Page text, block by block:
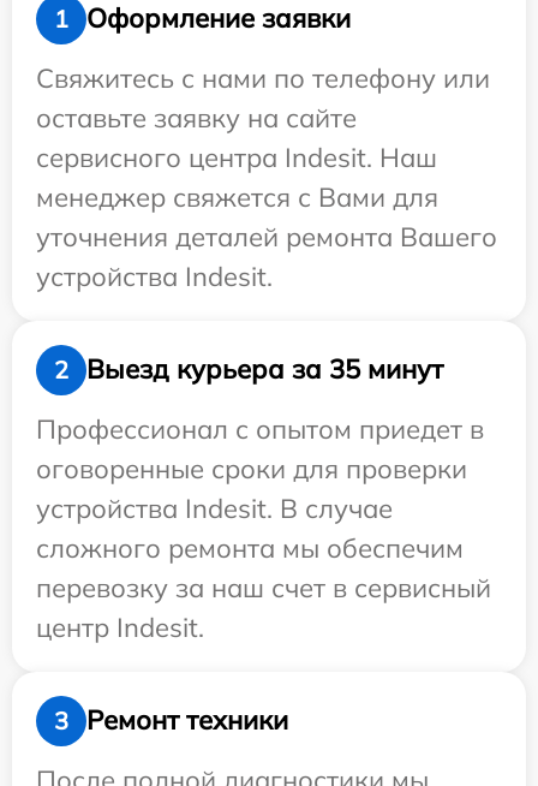
1
Оформление заявки
Свяжитесь с нами по телефону или
оставьте заявку на сайте
сервисного центра Indesit. Наш
менеджер свяжется с Вами для
уточнения деталей ремонта Вашего
устройства Indesit.
2
Выезд курьера за 35 минут
Профессионал с опытом приедет в
оговоренные сроки для проверки
устройства Indesit. В случае
сложного ремонта мы обеспечим
перевозку за наш счет в сервисный
центр Indesit.
3
Ремонт техники